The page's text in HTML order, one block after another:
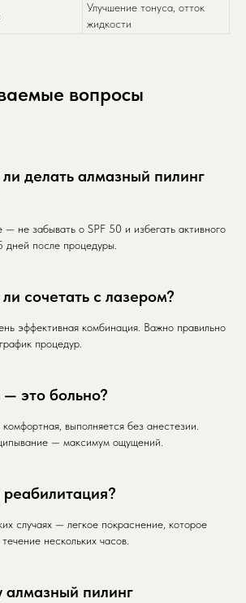
Улучшение тонуса, отток
жидкости
вопросы
делать алмазный пилинг
— не забывать о SPF 50 и избегать активного
дней после процедуры.
сочетать с лазером?
эффективная комбинация. Важно правильно
процедур.
это больно?
выполняется без анестезии.
— максимум ощущений.
реабилитация?
случаях — легкое покраснение, которое
нескольких часов.
алмазный пилинг